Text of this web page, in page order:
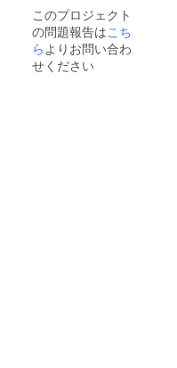
シトラ
ス：990
円）、
ホー
リーバ
ム ク
リーム
（6,380
円）
８）
ノン開
発者と
ともに
作る自
分だけ
このプロジェクト
の問題報告はこち
ら よりお問い合わ
せください